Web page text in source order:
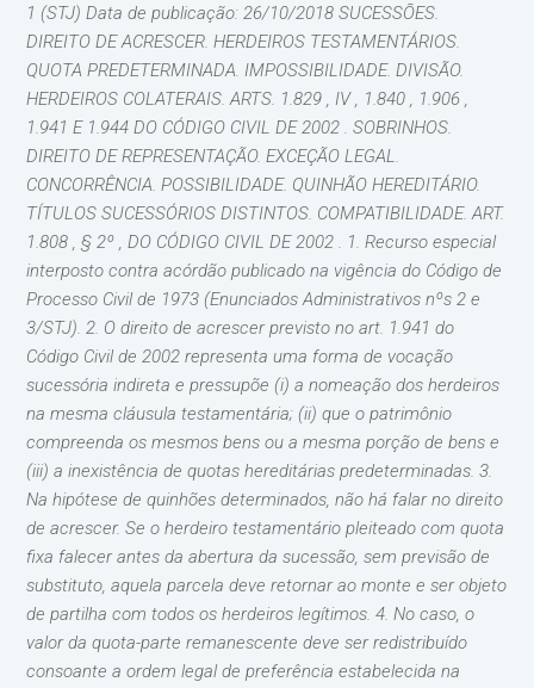
1 (STJ) Data de publicação: 26/10/2018 SUCESSÕES.
DIREITO DE ACRESCER. HERDEIROS TESTAMENTÁRIOS.
QUOTA PREDETERMINADA. IMPOSSIBILIDADE. DIVISÃO.
HERDEIROS COLATERAIS. ARTS. 1.829 , IV , 1.840 , 1.906 ,
1.941 E 1.944 DO CÓDIGO CIVIL DE 2002 . SOBRINHOS.
DIREITO DE REPRESENTAÇÃO. EXCEÇÃO LEGAL.
CONCORRÊNCIA. POSSIBILIDADE. QUINHÃO HEREDITÁRIO.
TÍTULOS SUCESSÓRIOS DISTINTOS. COMPATIBILIDADE. ART.
1.808 , § 2º , DO CÓDIGO CIVIL DE 2002 . 1. Recurso especial
interposto contra acórdão publicado na vigência do Código de
Processo Civil de 1973 (Enunciados Administrativos nºs 2 e
3/STJ). 2. O direito de acrescer previsto no art. 1.941 do
Código Civil de 2002 representa uma forma de vocação
sucessória indireta e pressupõe (i) a nomeação dos herdeiros
na mesma cláusula testamentária; (ii) que o patrimônio
compreenda os mesmos bens ou a mesma porção de bens e
(iii) a inexistência de quotas hereditárias predeterminadas. 3.
Na hipótese de quinhões determinados, não há falar no direito
de acrescer. Se o herdeiro testamentário pleiteado com quota
fixa falecer antes da abertura da sucessão, sem previsão de
substituto, aquela parcela deve retornar ao monte e ser objeto
de partilha com todos os herdeiros legítimos. 4. No caso, o
valor da quota-parte remanescente deve ser redistribuído
consoante a ordem legal de preferência estabelecida na